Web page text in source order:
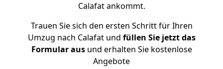
Calafat ankommt.
Trauen Sie sich den ersten Schritt für Ihren
Umzug nach Calafat und füllen Sie jetzt das
Formular ausund erhalten Sie kostenlose
Angebote